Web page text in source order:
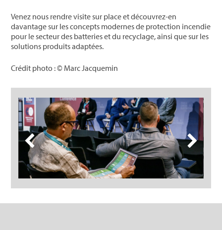
Venez nous rendre visite sur place et découvrez-en
davantage sur les concepts modernes de protection incendie
pour le secteur des batteries et du recyclage, ainsi que sur les
solutions produits adaptées.
Crédit photo : © Marc Jacquemin